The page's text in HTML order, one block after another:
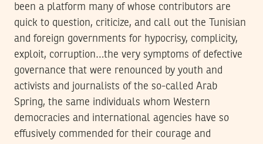
been a platform many of whose contributors are
quick to question, criticize, and call out the Tunisian
and foreign governments for hypocrisy, complicity,
exploit, corruption…the very symptoms of defective
governance that were renounced by youth and
activists and journalists of the so-called Arab
Spring, the same individuals whom Western
democracies and international agencies have so
effusively commended for their courage and